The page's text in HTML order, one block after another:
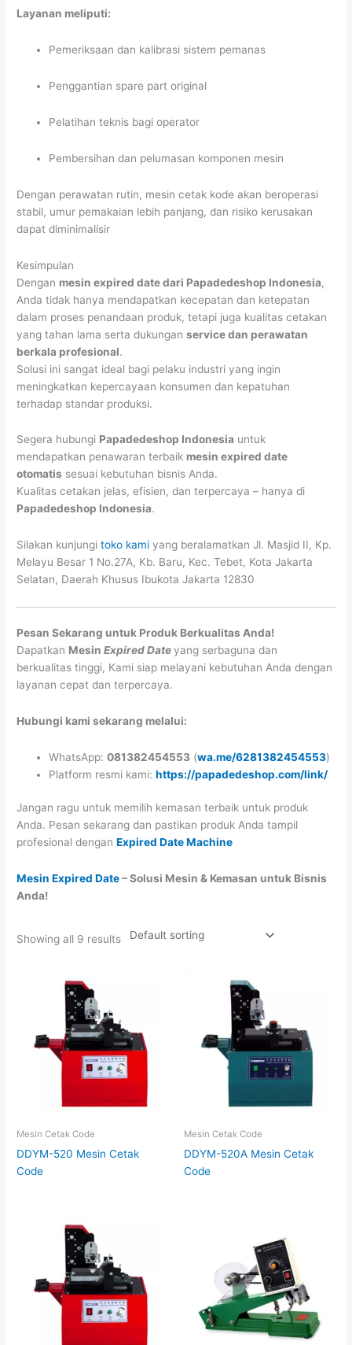
Layanan meliputi:
Pemeriksaan dan kalibrasi sistem pemanas
Penggantian spare part original
Pelatihan teknis bagi operator
Pembersihan dan pelumasan komponen mesin
Dengan perawatan rutin, mesin cetak kode akan beroperasi
stabil, umur pemakaian lebih panjang, dan risiko kerusakan
dapat diminimalisir
Kesimpulan
Dengan mesin expired date dari Papadedeshop Indonesia,
Anda tidak hanya mendapatkan kecepatan dan ketepatan
dalam proses penandaan produk, tetapi juga kualitas cetakan
yang tahan lama serta dukunganservice dan perawatan
berkala profesional.
Solusi ini sangat ideal bagi pelaku industri yang ingin
meningkatkan kepercayaan konsumen dan kepatuhan
terhadap standar produksi.
Segera hubungi Papadedeshop Indonesia untuk
mendapatkan penawaran terbaik mesin expired date
otomatis sesuai kebutuhan bisnis Anda.
Kualitas cetakan jelas, efisien, dan terpercaya – hanya di
Papadedeshop Indonesia.
Silakan kunjungitoko kami yang beralamatkan Jl. Masjid II, Kp.
Melayu Besar 1 No.27A, Kb. Baru, Kec. Tebet, Kota Jakarta
Selatan, Daerah Khusus Ibukota Jakarta 12830
Pesan Sekarang untuk Produk Berkualitas Anda!
Dapatkan MesinExpired Dateyang serbaguna dan
berkualitas tinggi, Kami siap melayani kebutuhan Anda dengan
layanan cepat dan terpercaya.
Hubungi kami sekarang melalui:
WhatsApp:081382454553 (wa.me/6281382454553)
Platform resmi kami:https://papadedeshop.com/link/
Jangan ragu untuk memilih kemasan terbaik untuk produk
Anda. Pesan sekarang dan pastikan produk Anda tampil
profesional denganExpired Date Machine
Mesin Expired Date– Solusi Mesin & Kemasan untuk Bisnis
Anda!
Showing all 9 results
Mesin Cetak Code
DDYM-520 Mesin Cetak
Code
Mesin Cetak Code
DDYM-520A Mesin Cetak
Code